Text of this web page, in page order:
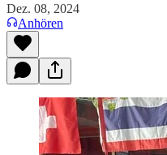
Dez. 08, 2024
Anhören